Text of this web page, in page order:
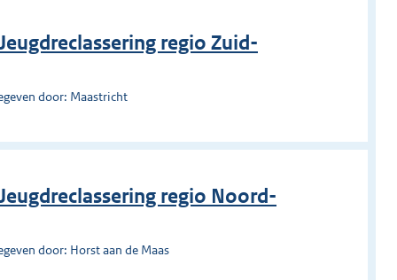
regio Zuid-
door: Maastricht
regio Noord-
door: Horst aan de Maas